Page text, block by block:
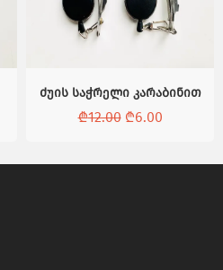
ძუის საჭრელი კარაბინით
₾12.00 ₾6.00